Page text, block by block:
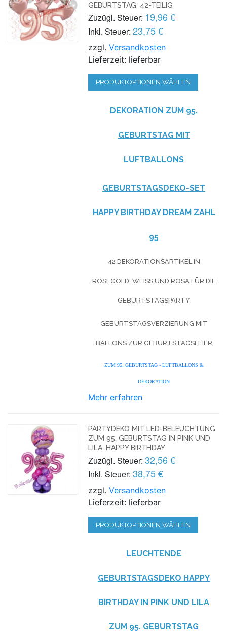
GEBURTSTAG, 42-TEILIG
Zuzügl. Steuer: 19,96 €
Inkl. Steuer: 23,75 €
zzgl.Versandkosten
Lieferzeit: lieferbar
PRODUKTOPTIONEN WÄHLEN
DEKORATION ZUM 95.
GEBURTSTAG MIT
LUFTBALLONS
GEBURTSTAGSDEKO-SET
HAPPY BIRTHDAY DREAM ZAHL
95
42 DEKORATIONSARTIKEL IN
ROSEGOLD, WEISS UND ROSA FÜR DIE G
EBURTSTAGSPARTY
GEBURTSTAGSVERZIERUNG MIT
BALLONS ZUR GEBURTSTAGSFEIER
ZUM 95. GEBURTSTAG - LUFTBALLONS &
DEKORATION
Mehr erfahren
PARTYDEKO MIT LED-BELEUCHTUNG
ZUM 95. GEBURTSTAG IN PINK UND
LILA, HAPPY BIRTHDAY
Zuzügl. Steuer: 32,56 €
Inkl. Steuer: 38,75 €
zzgl.Versandkosten
Lieferzeit: lieferbar
PRODUKTOPTIONEN WÄHLEN
LEUCHTENDE
GEBURTSTAGSDEKO HAPPY
BIRTHDAY IN PINK UND LILA
ZUM 95. GEBURTSTAG